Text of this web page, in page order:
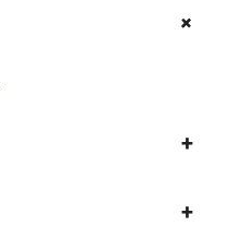
+
+
+